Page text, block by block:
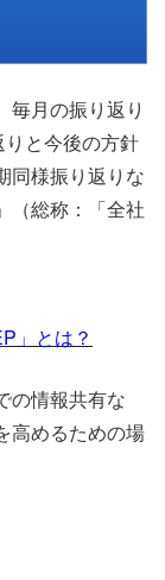
毎月の振り返り
と今後の方針
同様振り返りな
（総称：「全社
」とは？
の情報共有な
高めるための場